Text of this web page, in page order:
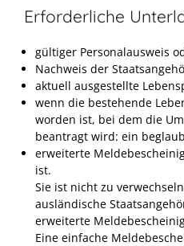
Erforderliche
gültiger Personalausweis
Nachweis der
aktuell ausgestellte
wenn die bestehende
worden ist, bei dem die
beantragt wird: ein
erweiterte
ist.
Sie ist nicht zu
ausländische
erweiterte
Eine einfache